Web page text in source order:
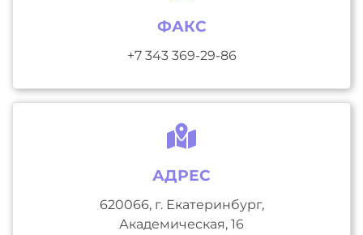
ФАКС
+7 343 369-29-86
АДРЕС
620066, г. Екатеринбург,
Академическая, 16